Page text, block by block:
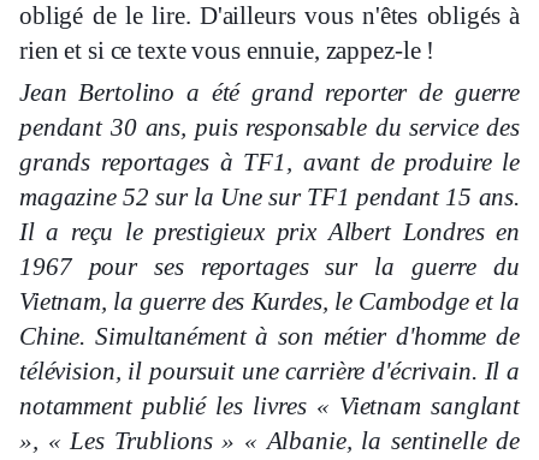
obligé de le lire. D'ailleurs vous n'êtes obligés à
rien et si ce texte vous ennuie, zappez-le !
Jean Bertolino a été grand reporter de guerre
pendant 30 ans, puis responsable du service des
grands reportages à TF1, avant de produire le
magazine 52 sur la Une sur TF1 pendant 15 ans.
Il a reçu le prestigieux prix Albert Londres en
1967 pour ses reportages sur la guerre du
Vietnam, la guerre des Kurdes, le Cambodge et la
Chine. Simultanément à son métier d'homme de
télévision, il poursuit une carrière d'écrivain. Il a
notamment publié les livres « Vietnam sanglant
», « Les Trublions » « Albanie, la sentinelle de